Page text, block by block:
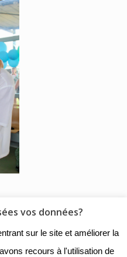
Henri de
légales|
vos données?
sur le site et améliorer la
recours à l'utilisation de